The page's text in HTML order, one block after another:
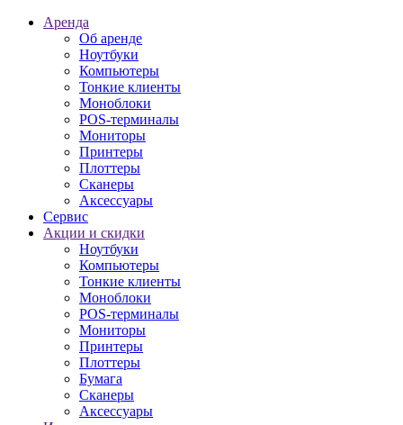
Аренда
Об аренде
Ноутбуки
Компьютеры
Тонкие клиенты
Моноблоки
POS-терминалы
Мониторы
Принтеры
Плоттеры
Сканеры
Аксессуары
Сервис
Акции и скидки
Ноутбуки
Компьютеры
Тонкие клиенты
Моноблоки
POS-терминалы
Мониторы
Принтеры
Плоттеры
Бумага
Сканеры
Аксессуары